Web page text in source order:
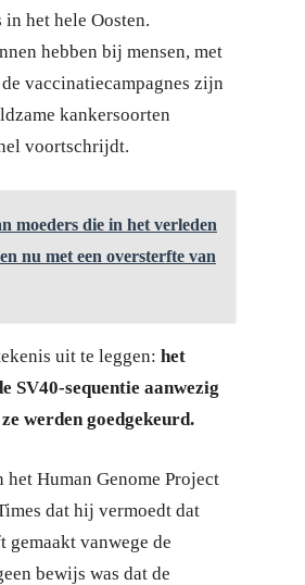
in het hele Oosten.
hebben bij mensen, met
vaccinatiecampagnes zijn
kankersoorten
voortschrijdt.
moeders die in het verleden
nu met een oversterfte van
uit te leggen: het
SV40-sequentie aanwezig
werden goedgekeurd.
Human Genome Project
dat hij vermoedt dat
vanwege de
bewijs was dat de